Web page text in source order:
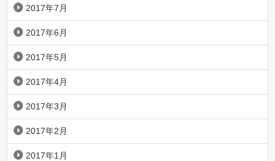
2017年7月
2017年6月
2017年5月
2017年4月
2017年3月
2017年2月
2017年1月